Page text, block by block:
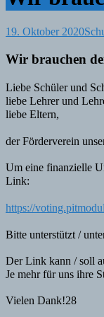
19. Oktober 2020
Wir brauchen
Liebe Schüler und
liebe Lehrer und
liebe Eltern,⠀
der Förderverein
Um eine finanzielle
Link:⠀
https://
Bitte unterstützt /
Der Link kann / soll
Je mehr für uns ihre
Vielen Dank!28